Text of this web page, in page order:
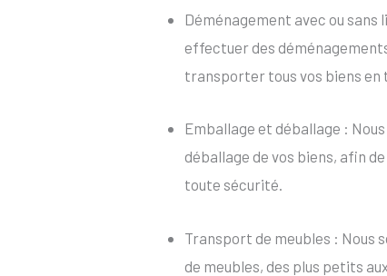
Déménagement avec ou sans
effectuer des
transporter tous vos biens
Emballage et déballage :
déballage de vos biens, afin
toute sécurité.
Transport de meubles : Nous
de meubles, des plus petits